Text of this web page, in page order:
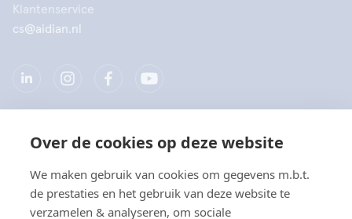
Over de cookies op deze website
We maken gebruik van cookies om gegevens m.b.t.
de prestaties en het gebruik van deze website te
verzamelen & analyseren, om sociale
Klantenservice
cs@aidian.nl
Bedrijf
Producten